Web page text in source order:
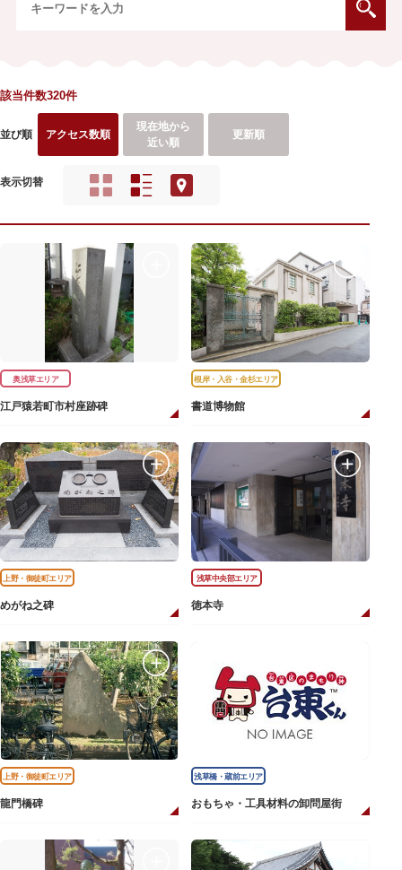
該当件数320件
並び順 アクセス数順
現在地から
近い順
更新順
表示切替
奥浅草エリア
江戸猿若町市村座跡碑
根岸・入谷・金杉エリア
書道博物館
上野・御徒町エリア
めがね之碑
浅草中央部エリア
徳本寺
上野・御徒町エリア
龍門橋碑
浅草橋・蔵前エリア
おもちゃ・工具材料の卸問屋街